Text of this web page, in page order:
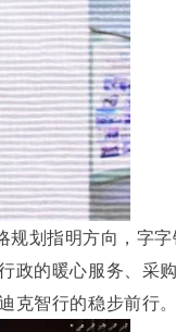
划指明方向，字
的暖心服务、采
克智行的稳步前行